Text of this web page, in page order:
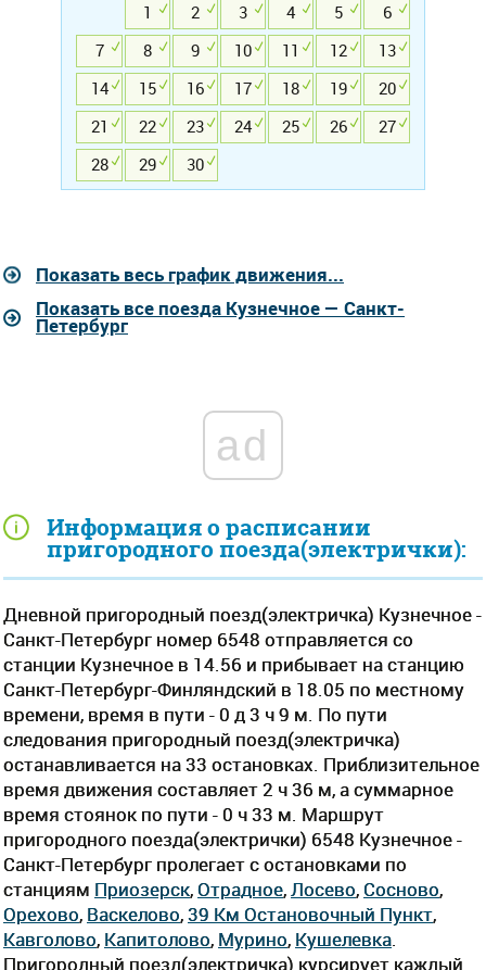
Информация о расписании
пригородного поезда(электрички):
Дневной пригородный поезд(электричка) Кузнечное -
Санкт-Петербург номер 6548 отправляется со
станции Кузнечное в 14.56 и прибывает на станцию
Санкт-Петербург-Финляндский в 18.05 по местному
времени, время в пути - 0 д 3 ч 9 м. По пути
следования пригородный поезд(электричка)
останавливается на 33 остановках. Приблизительное
время движения составляет 2 ч 36 м, а суммарное
время стоянок по пути - 0 ч 33 м. Маршрут
пригородного поезда(электрички) 6548 Кузнечное -
Санкт-Петербург пролегает c остановками по
станциям Приозерск,Отрадное, Лосево, Сосново,
Орехово, Васкелово,39 Км Остановочный Пункт,
Кавголово, Капитолово, Мурино, Кушелевка
Пригородный поезд(электричка) курсирует каждый
1
2 3 4 5
6
7
8 9 10 11 12
13
14
15 16 17 18 19
20
21
22 23 24 25 26
27
28
29 30
Показать весь график движения...
Показать все поезда Кузнечное — Санкт-
Петербург
ad